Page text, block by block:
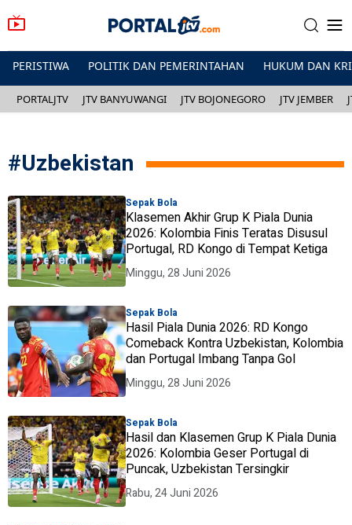
PERISTIWA POLITIK DAN PEMERINTAHAN HUKUM DAN
PORTALJTV JTV BANYUWANGI JTV BOJONEGORO JTV JEMBER
#Uzbekistan
Sepak Bola
Klasemen Akhir Grup K Piala Dunia
2026: Kolombia Finis Teratas Disusul
Portugal, RD Kongo di Tempat Ketiga
Minggu, 28 Juni 2026
Sepak Bola
Hasil Piala Dunia 2026: RD Kongo
Comeback Kontra Uzbekistan, Kolombia
dan Portugal Imbang Tanpa Gol
Minggu, 28 Juni 2026
Sepak Bola
Hasil dan Klasemen Grup K Piala Dunia
2026: Kolombia Geser Portugal di
Puncak, Uzbekistan Tersingkir
Rabu, 24 Juni 2026